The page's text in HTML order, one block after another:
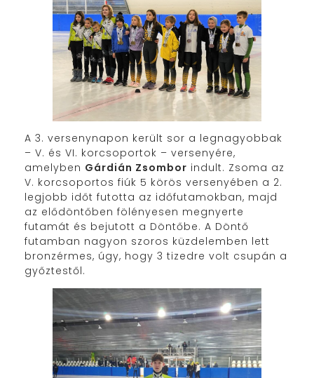
A 3. versenynapon került sor a legnagyobbak
– V. és VI. korcsoportok – versenyére,
amelyben Gárdián Zsombor indult. Zsoma az
V. korcsoportos fiúk 5 körös versenyében a 2.
legjobb időt futotta az időfutamokban, majd
az elődöntőben fölényesen megnyerte
futamát és bejutott a Döntőbe. A Döntő
futamban nagyon szoros küzdelemben lett
bronzérmes, úgy, hogy 3 tizedre volt csupán a
győztestől.